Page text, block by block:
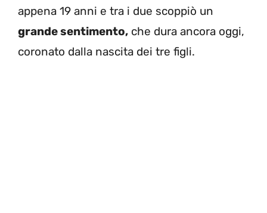
appena 19 anni e tra i due scoppiò un
grande sentimento, che dura ancora oggi,
coronato dalla nascita dei tre figli.